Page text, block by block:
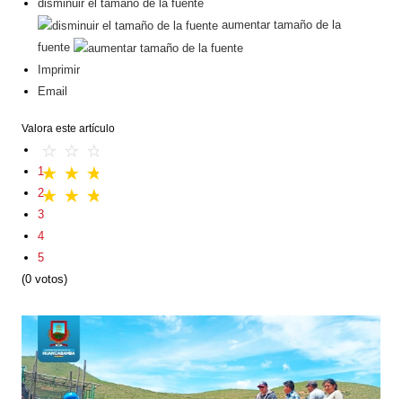
disminuir el tamaño de la fuente
aumentar tamaño de la
fuente
Imprimir
Email
Valora este artículo
1
2
3
4
5
(0 votos)